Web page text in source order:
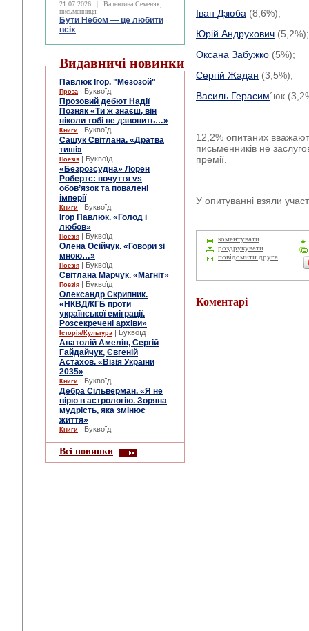
21.07.2026 |
Валентина Семеняк,
письменниця
Бути Небом ― це любити
всіх
Видавничі новинки
Павлюк Ігор. "Мезозой"
Проза | Буквоїд
Прозовий дебют Надії
Позняк «Ти ж знаєш, він
ніколи тобі не дзвонить…»
Книги | Буквоїд
Сащук Світлана. «Дратва
тиші»
Поезія | Буквоїд
«Безрозсудна» Лорен
Робертс: почуття vs
обов’язок та повалені
імперії
Книги | Буквоїд
Ігор Павлюк. «Голод і
любов»
Поезія | Буквоїд
Олена Осійчук. «Говори зі
мною…»
Поезія | Буквоїд
Світлана Марчук. «Магніт»
Поезія | Буквоїд
Олександр Скрипник.
«НКВД/КГБ проти
української еміграції.
Розсекречені архіви»
Історія/Культура | Буквоїд
Анатолій Амелін, Сергій
Гайдайчук, Євгеній
Астахов. «Візія України
2035»
Книги | Буквоїд
Дебра Сільверман. «Я не
вірю в астрологію. Зоряна
мудрість, яка змінює
життя»
Книги | Буквоїд
Всі новинки
Іван Дзюба (8,6%);
Юрій Андрухович (5,2%);
Оксана Забужко (5%);
Сергій Жадан (3,5%);
Василь Герасим´юк
12,2% опитаних
письменників не
премії.
У опитуванні взяли
коментувати
роздрукувати
повідомити друга
Коментарі